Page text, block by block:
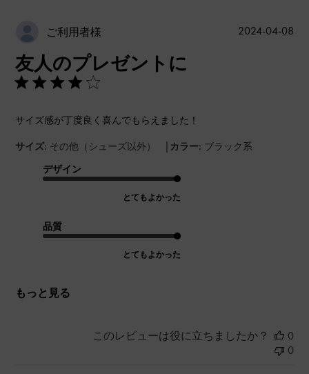
ご利用者様
友人のプレゼントに
サイズ感が丁度良く喜んでもらえました！
サイズ: その他（シューズ以外） | カラー: ブラック系
デザイン
とてもよかった
品質
とてもよかった
もっと見る
公
2024-04-08
このレビューは役に立ちましたか？
0
0